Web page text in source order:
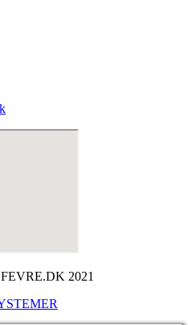
2021